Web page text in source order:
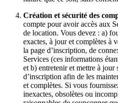
Création et sécurité des
compte pour avoir accès aux
de location. Vous devez : a)
exactes, à jour et complètes à
la page d’inscription, de
Services (ces informations
et b) entretenir et mettre à jour
d’inscription afin de les
et complètes. Si vous
inexactes, obsolètes ou